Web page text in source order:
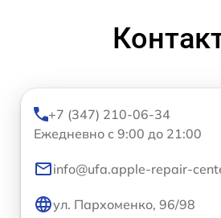
+7 (347) 210-06-34
Ежедневно с 9:00 до 21:00
info@ufa.apple-repair-
ул. Пархоменко, 96/98